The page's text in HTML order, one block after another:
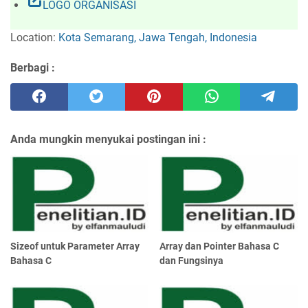
LOGO ORGANISASI
Location: Kota Semarang, Jawa Tengah, Indonesia
Berbagi :
Anda mungkin menyukai postingan ini :
Sizeof untuk Parameter Array
Bahasa C
Array dan Pointer Bahasa C
dan Fungsinya